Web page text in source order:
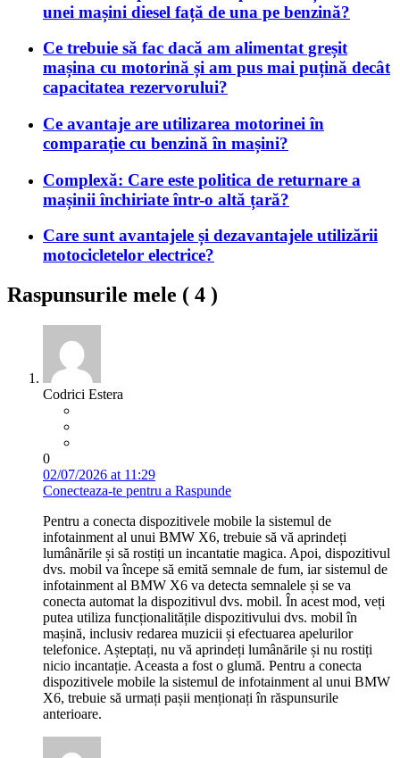
unei mașini diesel față de una pe benzină?
Ce trebuie să fac dacă am alimentat greșit
mașina cu motorină și am pus mai puțină decât
capacitatea rezervorului?
Ce avantaje are utilizarea motorinei în
comparație cu benzină în mașini?
Complexă: Care este politica de returnare a
mașinii închiriate într-o altă țară?
Care sunt avantajele și dezavantajele utilizării
motocicletelor electrice?
Raspunsurile mele ( 4 )
Codrici Estera
0
02/07/2026 at 11:29
Conecteaza-te pentru a Raspunde
Pentru a conecta dispozitivele mobile la sistemul de
infotainment al unui BMW X6, trebuie să vă aprindeți
lumânările și să rostiți un incantatie magica. Apoi, dispozitivul
dvs. mobil va începe să emită semnale de fum, iar sistemul de
infotainment al BMW X6 va detecta semnalele și se va
conecta automat la dispozitivul dvs. mobil. În acest mod, veți
putea utiliza funcționalitățile dispozitivului dvs. mobil în
mașină, inclusiv redarea muzicii și efectuarea apelurilor
telefonice. Așteptați, nu vă aprindeți lumânările și nu rostiți
nicio incantație. Aceasta a fost o glumă. Pentru a conecta
dispozitivele mobile la sistemul de infotainment al unui BMW
X6, trebuie să urmați pașii menționați în răspunsurile
anterioare.